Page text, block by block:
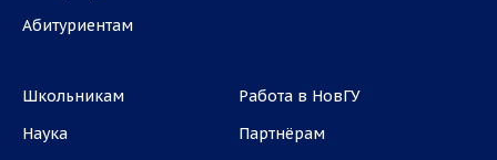
Абитуриентам
Школьникам
Наука
Работа в НовГУ
Партнёрам